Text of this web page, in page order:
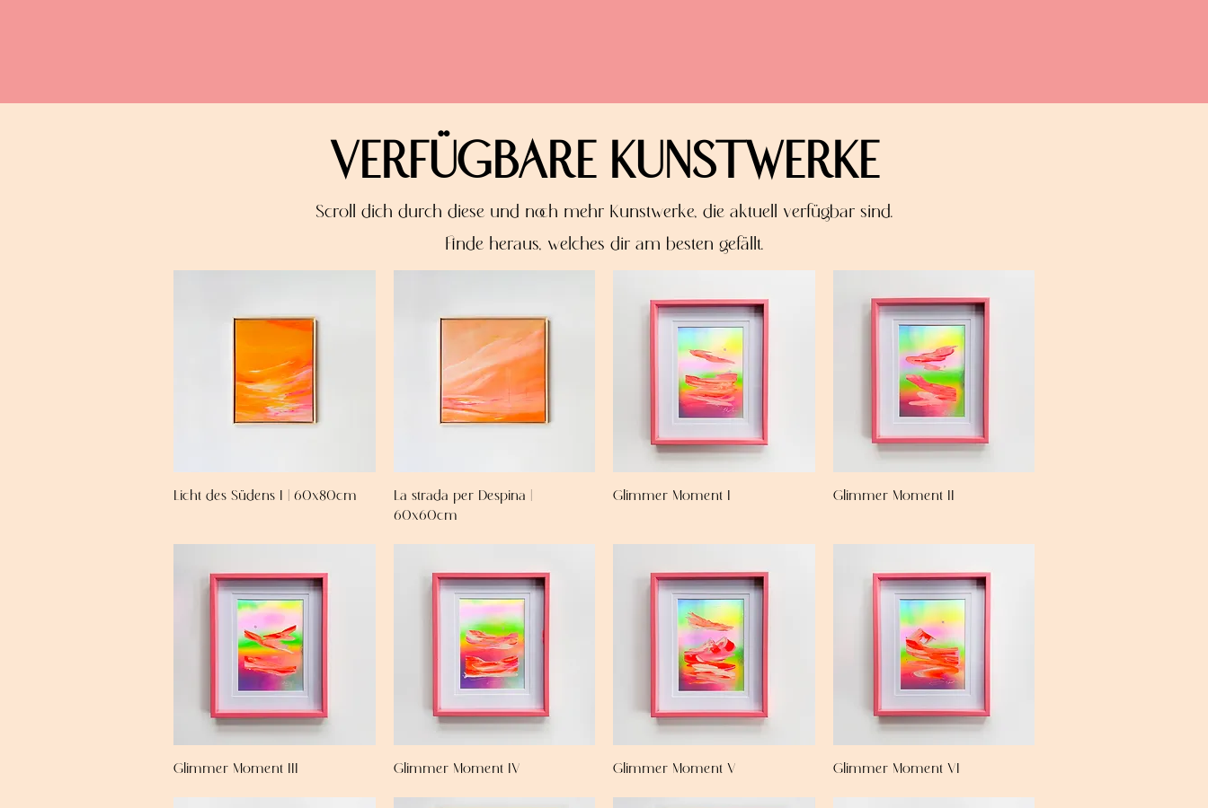
VERFÜGBARE KUNSTWERKE
Scroll dich durch diese und noch mehr Kunstwerke, die aktuell verfügbar sind.
Finde heraus, welches dir am besten gefällt.
Licht des Südens I | 60x80cm
La strada per Despina |
60x60cm
Glimmer Moment I Glimmer Moment II
Glimmer Moment III Glimmer Moment IV Glimmer Moment V Glimmer Moment VI